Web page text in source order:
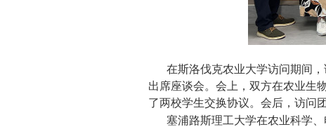
在斯洛伐克农业大学访问期间
出席座谈会。会上，双方在农业生
了两校学生交换协议。会后，访问
塞浦路斯理工大学在农业科学